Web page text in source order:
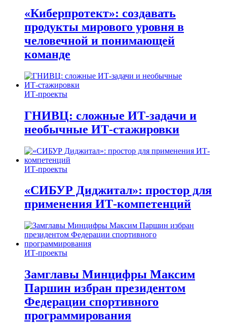
«Киберпротект»: создавать
продукты мирового уровня в
человечной и понимающей
команде
ИТ-проекты
ГНИВЦ: сложные ИТ‑задачи и
необычные ИТ‑стажировки
ИТ-проекты
«СИБУР Диджитал»: простор для
применения ИТ-компетенций
ИТ-проекты
Замглавы Минцифры Максим
Паршин избран президентом
Федерации спортивного
программирования